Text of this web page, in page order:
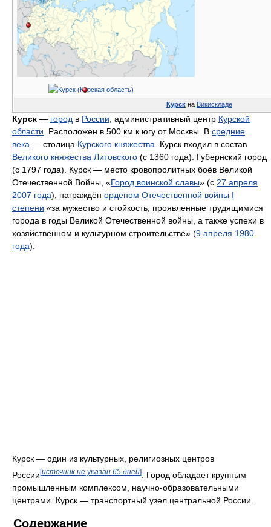
Курск на Викискладе
Курск — город в России , административный центр Курской
области . Расположен в 500 км к югу от Москвы. В средние
века — столица Курского княжества . Курск входил в состав
Великого княжества Литовского (с 1360 года). Губернский город
(с 1797 года). Курск — место кровопролитных боёв Великой
Отечественной Войны, «Город воинской славы» (с 27 апреля
2007 года), награждён орденом Отечественной войны I
степени «за мужество и стойкость, проявленные трудящимися
города в годы Великой Отечественной войны, а также успехи в
хозяйственном и культурном строительстве» (9 апреля 1980
года).
Курск — один из культурных, религиозных центров
России[источник не указан 65 дней]
. Город обладает крупным
промышленным комплексом, научно-образовательными
центрами. Курск — транспортный узел центральной России.
Содержание